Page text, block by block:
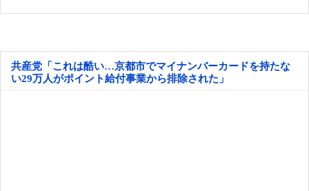
共産党「これは酷い…京都市でマイナンバーカードを持たな
い29万人がポイント給付事業から排除された」